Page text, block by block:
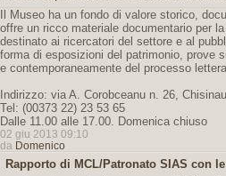
Il Museo ha un fondo di valore storico,
offre un ricco materiale documentario per
destinato ai ricercatori del settore e al
forma di esposizioni del patrimonio, prove
e contemporaneamente del processo
Indirizzo: via A. Corobceanu n. 26, Chisinau
Tel: (00373 22) 23 53 65
Dalle 11.00 alle 17.00. Domenica chiuso
02 giu 2013 09:10
da Domenico
Rapporto di MCL/Patronato SIAS con